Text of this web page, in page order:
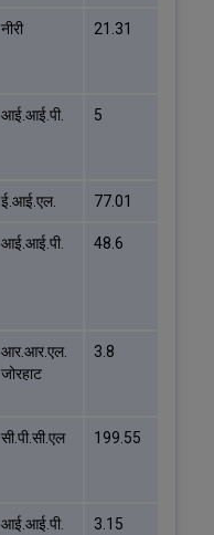
नीरी 21.31
आई.आई.पी. 5
ई.आई.एल. 77.01
आई.आई.पी. 48.6
आर.आर.एल.
जोरहाट
3.8
सी.पी.सी.एल 199.55
आई.आई.पी. 3.15